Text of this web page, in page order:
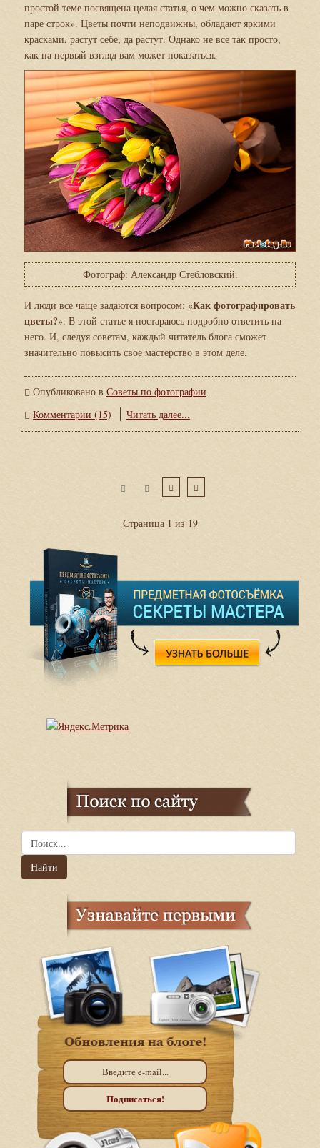
простой теме посвящена целая статья, о чем можно сказать в
паре строк». Цветы почти неподвижны, обладают яркими
красками, растут себе, да растут. Однако не все так просто,
как на первый взгляд вам может показаться.
Фотограф: Александр Стебловский.
И люди все чаще задаются вопросом: «Как фотографировать
цветы?». В этой статье я постараюсь подробно ответить на
него. И, следуя советам, каждый читатель блога сможет
значительно повысить свое мастерство в этом деле.
Опубликовано в Советы по фотографии
Комментарии (15)
Читать далее...
Страница 1 из 19
Найти